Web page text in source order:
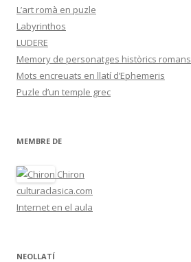
L’art romà en puzle
Labyrinthos
LUDERE
Memory de personatges històrics romans
Mots encreuats en llatí d’Ephemeris
Puzle d’un temple grec
MEMBRE DE
Chiron
culturaclasica.com
Internet en el aula
NEOLLATÍ